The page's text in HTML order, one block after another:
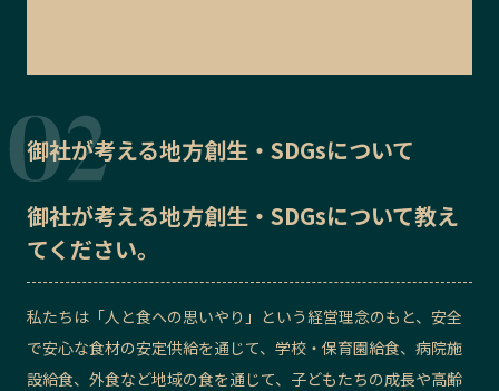
御社が考える地方創生・SDGsについて
御社が考える地方創生・SDGsについて教え
てください。
私たちは「人と食への思いやり」という経営理念のもと、安全
で安心な食材の安定供給を通じて、学校・保育園給食、病院施
設給食、外食など地域の食を通じて、子どもたちの成長や高齢